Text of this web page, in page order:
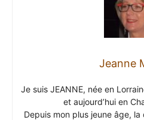
Jeanne
Je suis JEANNE, née en
et aujourd’hui en
Depuis mon plus jeune âge,